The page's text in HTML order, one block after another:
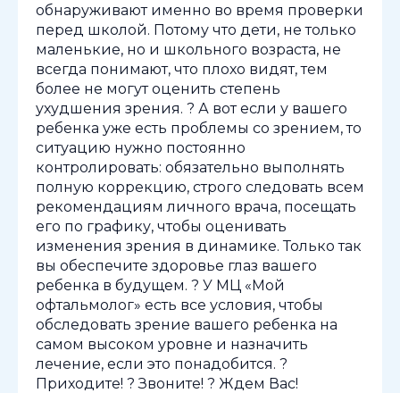
обнаруживают именно во время проверки
перед школой. Потому что дети, не только
маленькие, но и школьного возраста, не
всегда понимают, что плохо видят, тем
более не могут оценить степень
ухудшения зрения. ? А вот если у вашего
ребенка уже есть проблемы со зрением, то
ситуацию нужно постоянно
контролировать: обязательно выполнять
полную коррекцию, строго следовать всем
рекомендациям личного врача, посещать
его по графику, чтобы оценивать
изменения зрения в динамике. Только так
вы обеспечите здоровье глаз вашего
ребенка в будущем. ? У МЦ «Мой
офтальмолог» есть все условия, чтобы
обследовать зрение вашего ребенка на
самом высоком уровне и назначить
лечение, если это понадобится. ?
Приходите! ? Звоните! ? Ждем Вас!